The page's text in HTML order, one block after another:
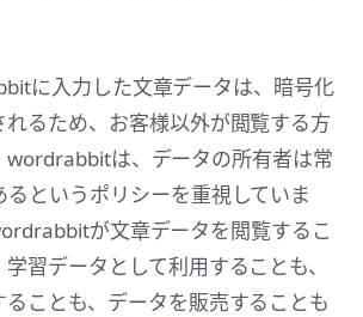
に入力した文章データは、暗号化
れるため、お客様以外が閲覧する方
wordrabbitは、データの所有者は常
るというポリシーを重視していま
が文章データを閲覧するこ
習データとして利用することも、
ことも、データを販売することも